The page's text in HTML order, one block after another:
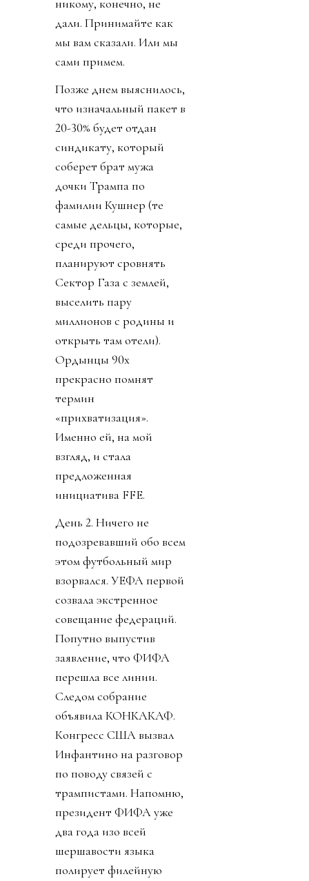
никому, конечно, не
дали. Принимайте как
мы вам сказали. Или мы
сами примем.
Позже днем выяснилось,
что изначальный пакет в
20-30% будет отдан
синдикату, который
соберет брат мужа
дочки Трампа по
фамилии Кушнер (те
самые дельцы, которые,
среди прочего,
планируют сровнять
Сектор Газа с землей,
выселить пару
миллионов с родины и
открыть там отели).
Ордынцы 90х
прекрасно помнят
термин
«прихватизация».
Именно ей, на мой
взгляд, и стала
предложенная
инициатива FFE.
День 2. Ничего не
подозревавший обо всем
этом футбольный мир
взорвался. УЕФА первой
созвала экстренное
совещание федераций.
Попутно выпустив
заявление, что ФИФА
перешла все линии.
Следом собрание
объявила КОНКАКАФ.
Конгресс США вызвал
Инфантино на разговор
по поводу связей с
трампистами. Напомню,
президент ФИФА уже
два года изо всей
шершавости языка
полирует филейную